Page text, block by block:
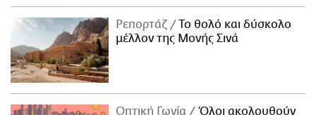
Ρεπορτάζ
Το θολό και δύσκολο
μέλλον της Μονής Σινά
Οπτική Γωνία
Όλοι ακολουθούν